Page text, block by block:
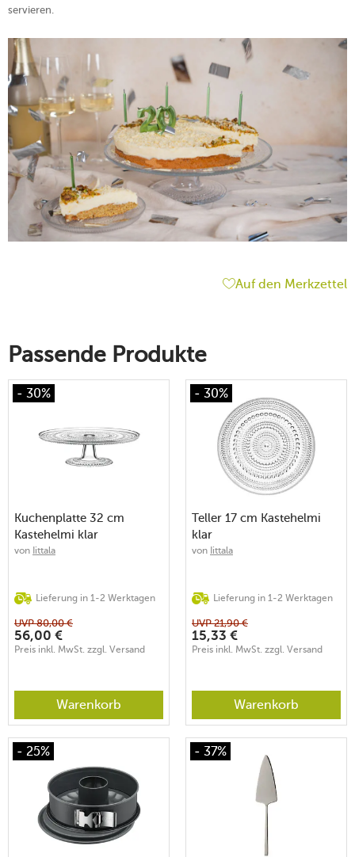
servieren.
Auf den Merkzettel
Passende Produkte
- 30%
Kuchenplatte 32 cm
Kastehelmi klar
von Iittala
Lieferung in 1-2 Werktagen
UVP80,00 €
56,00 €
Preis inkl. MwSt. zzgl. Versand
Warenkorb
- 30%
Teller 17 cm Kastehelmi
klar
von Iittala
Lieferung in 1-2 Werktagen
UVP21,90 €
15,33 €
Preis inkl. MwSt. zzgl. Versand
Warenkorb
- 25% - 37%